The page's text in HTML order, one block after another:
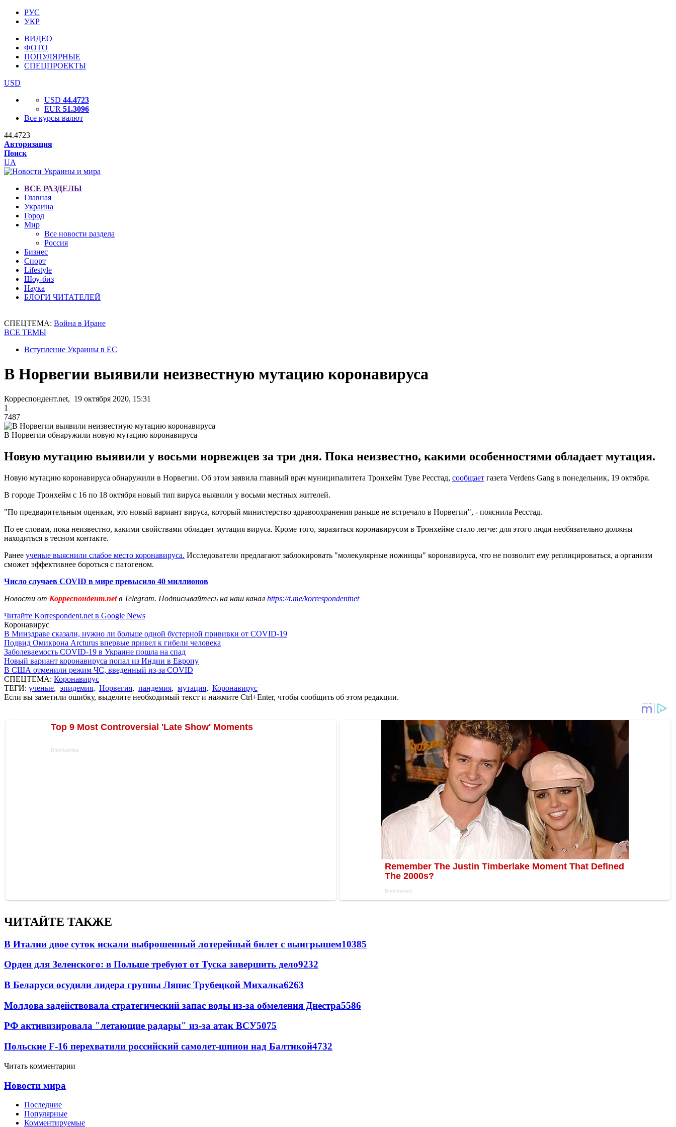
РУС
УКР
ВИДЕО
ФОТО
ПОПУЛЯРНЫЕ
СПЕЦПРОЕКТЫ
USD
USD 44.4723
EUR 51.3096
Все курсы валют
44.4723
Авторизация
Поиск
UA
ВСЕ РАЗДЕЛЫ
Главная
Украина
Город
Мир
Все новости раздела
Россия
Бизнес
Спорт
Lifestyle
Шоу-биз
Наука
БЛОГИ ЧИТАТЕЛЕЙ
СПЕЦТЕМА: Война в Иране
ВСЕ ТЕМЫ
Вступление Украины в ЕС
В Норвегии выявили неизвестную мутацию коронавируса
Корреспондент.net, 19 октября 2020, 15:31
1
7487
В Норвегии обнаружили новую мутацию коронавируса
Новую мутацию выявили у восьми норвежцев за три дня. Пока неизвестно, какими особенностями обладает мутация.
Новую мутацию коронавируса обнаружили в Норвегии. Об этом заявила главный врач муниципалитета Тронхейм Туве Ресстад, сообщает газета Verdens Gang в понедельник, 19 октября.
В городе Тронхейм с 16 по 18 октября новый тип вируса выявили у восьми местных жителей.
"По предварительным оценкам, это новый вариант вируса, который министерство здравоохранения раньше не встречало в Норвегии", - пояснила Ресстад.
По ее словам, пока неизвестно, какими свойствами обладает мутация вируса. Кроме того, заразиться коронавирусом в Тронхейме стало легче: для этого люди необязательно должны
находиться в тесном контакте.
Ранее ученые выяснили слабое место коронавируса. Исследователи предлагают заблокировать "молекулярные ножницы" коронавируса, что не позволит ему реплицироваться, а организм
сможет эффективнее бороться с патогеном.
Число случаев COVID в мире превысило 40 миллионов
Новости от Корреспондент.netв Telegram. Подписывайтесь на наш канал https://t.me/korrespondentnet
Читайте Korrespondent.net в Google News
Коронавирус
В Минздраве сказали, нужно ли больше одной бустерной прививки от COVID-19
Подвид Омикрона Arcturus впервые привел к гибели человека
Заболеваемость COVID-19 в Украине пошла на спад
Новый вариант коронавируса попал из Индии в Европу
В США отменили режим ЧС, введенный из-за COVID
СПЕЦТЕМА: Коронавирус
ТЕГИ: ученые, эпидемия, Норвегия, пандемия, мутация, Коронавирус
Если вы заметили ошибку, выделите необходимый текст и нажмите Ctrl+Enter, чтобы сообщить об этом редакции.
ЧИТАЙТЕ ТАКЖЕ
В Италии двое суток искали выброшенный лотерейный билет с выигрышем10385
Орден для Зеленского: в Польше требуют от Туска завершить дело9232
В Беларуси осудили лидера группы Ляпис Трубецкой Михалка6263
Молдова задействовала стратегический запас воды из-за обмеления Днестра5586
РФ активизировала "летающие радары" из-за атак ВСУ5075
Польские F-16 перехватили российский самолет-шпион над Балтикой4732
Читать комментарии
Новости мира
Последние
Популярные
Комментируемые